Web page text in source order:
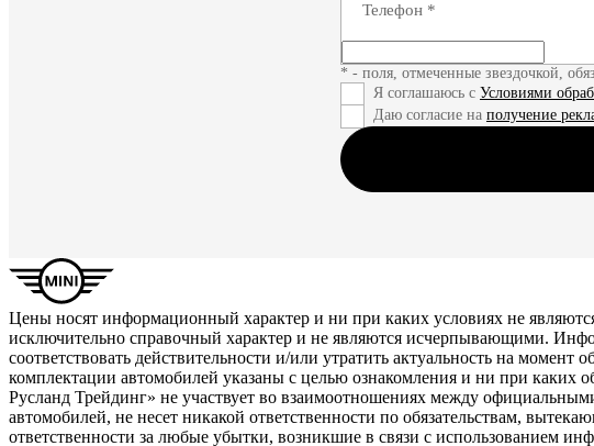
Телефон *
* - поля, отмеченные звездочкой,
Я соглашаюсь с Условиями
Даю согласие на получение
Цены носят информационный характер и ни при каких условиях не
исключительно справочный характер и не являются исчерпывающими.
соответствовать действительности и/или утратить актуальность на
комплектации автомобилей указаны с целью ознакомления и ни при
Русланд Трейдинг» не участвует во взаимоотношениях между
автомобилей, не несет никакой ответственности по обязательствам,
ответственности за любые убытки, возникшие в связи с использованием